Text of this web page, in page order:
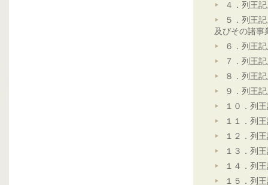
４．列王
５．列王
及びその諸事
６．列王
７．列王
８．列王
９．列王
１０．列
１１．列
１２．列
１３．列
１４．列
１５．列